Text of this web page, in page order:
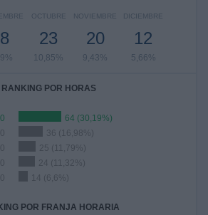
OCTUBRE
23
10,85%
NOVIEMBRE
20
9,43%
DICIEMBRE
12
5,66%
RANKING POR HORAS
64 (30,19%)
36 (16,98%)
25 (11,79%)
24 (11,32%)
14 (6,6%)
POR FRANJA HORARIA